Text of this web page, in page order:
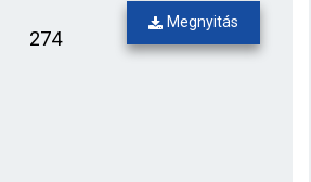
274
Megnyitás